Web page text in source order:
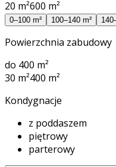
20 m²600 m²
0–100 m² 100–140 m²
Powierzchnia zabudowy
do 400 m²
30 m²400 m²
Kondygnacje
z poddaszem
piętrowy
parterowy